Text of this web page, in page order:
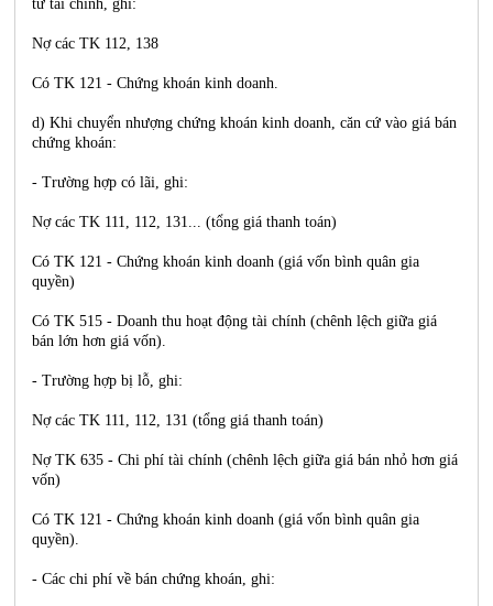
tư tài chính, ghi:
Nợ các TK 112, 138
Có TK 121 - Chứng khoán kinh doanh.
d) Khi chuyển nhượng chứng khoán kinh doanh, căn cứ vào giá bán
chứng khoán:
- Trường hợp có lãi, ghi:
Nợ các TK 111, 112, 131... (tổng giá thanh toán)
Có TK 121 - Chứng khoán kinh doanh (giá vốn bình quân gia
quyền)
Có TK 515 - Doanh thu hoạt động tài chính (chênh lệch giữa giá
bán lớn hơn giá vốn).
- Trường hợp bị lỗ, ghi:
Nợ các TK 111, 112, 131 (tổng giá thanh toán)
Nợ TK 635 - Chi phí tài chính (chênh lệch giữa giá bán nhỏ hơn giá
vốn)
Có TK 121 - Chứng khoán kinh doanh (giá vốn bình quân gia
quyền).
- Các chi phí về bán chứng khoán, ghi: